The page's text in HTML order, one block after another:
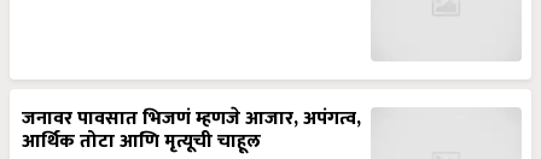
जनावर पावसात भिजणं म्हणजे आजार, अपंगत्व,
आर्थिक तोटा आणि मृत्यूची चाहूल